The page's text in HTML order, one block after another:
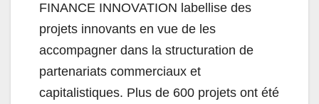
FINANCE INNOVATION labellise des
projets innovants en vue de les
accompagner dans la structuration de
partenariats commerciaux et
capitalistiques. Plus de 600 projets ont été